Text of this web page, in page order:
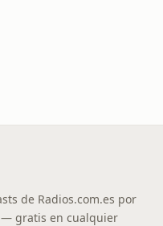
de Radios.com.es por
— gratis en cualquier